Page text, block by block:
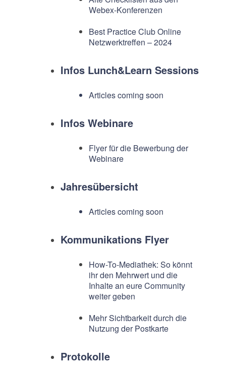
Webex-Konferenzen
Best Practice Club Online
Netzwerktreffen – 2024
Infos Lunch&Learn Sessions
Articles coming soon
Infos Webinare
Flyer für die Bewerbung der
Webinare
Jahresübersicht
Articles coming soon
Kommunikations Flyer
How-To-Mediathek: So könnt
ihr den Mehrwert und die
Inhalte an eure Community
weiter geben
Mehr Sichtbarkeit durch die
Nutzung der Postkarte
Protokolle